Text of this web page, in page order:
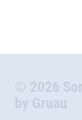
© 2026
by Gruau